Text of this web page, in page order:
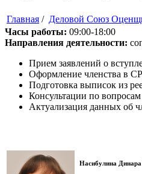
Главная / Деловой Союз
Часы работы: 09:00-18:00
Направления деятельности:
Прием заявлений о
Оформление членства в
Подготовка выписок из
Консультации по
Актуализация данных об
Насибулина